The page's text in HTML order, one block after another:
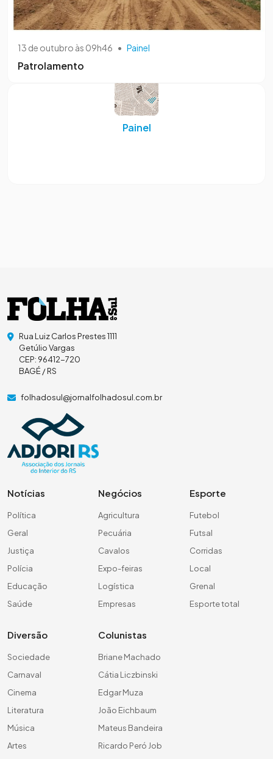
13 de outubro às 09h46 • Painel
Patrolamento
Painel
Rua Luiz Carlos Prestes 1111
Getúlio Vargas
CEP: 96412-720
BAGÉ / RS
folhadosul@jornalfolhadosul.com.br
Notícias
Política
Geral
Justiça
Polícia
Educação
Saúde
Negócios
Agricultura
Pecuária
Cavalos
Expo-feiras
Logística
Empresas
Esporte
Futebol
Futsal
Corridas
Local
Grenal
Esporte total
Diversão
Sociedade
Carnaval
Cinema
Literatura
Música
Artes
Colunistas
Briane Machado
Cátia Liczbinski
Edgar Muza
João Eichbaum
Mateus Bandeira
Ricardo Peró Job